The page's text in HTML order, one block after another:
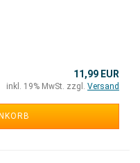
11,99 EUR
inkl. 19% MwSt. zzgl. Versand